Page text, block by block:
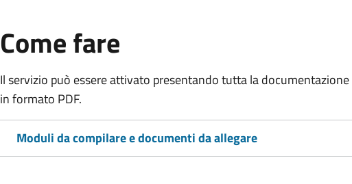
Come fare
Il servizio può essere attivato presentando tutta la
in formato PDF.
Moduli da compilare e documenti da allegare